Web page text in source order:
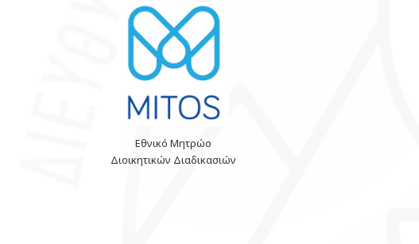
Εθνικό Μητρώο
Διοικητικών Διαδικασιών